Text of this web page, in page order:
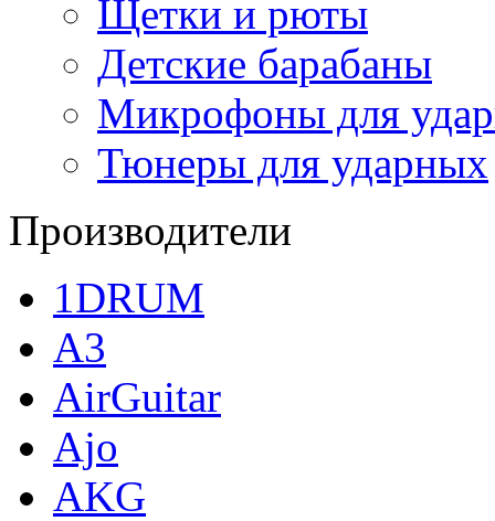
Щетки и рюты
Детские барабаны
Микрофоны для
Тюнеры для ударных
Производители
1DRUM
A3
AirGuitar
Ajo
AKG